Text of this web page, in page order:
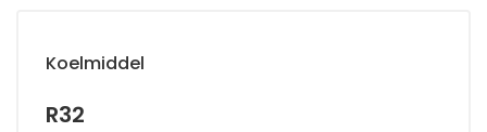
Koelmiddel
R32